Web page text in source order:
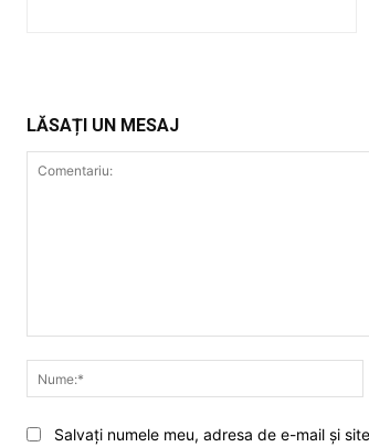
LĂSAȚI UN MESAJ
Salvați numele meu, adresa de e-mail și